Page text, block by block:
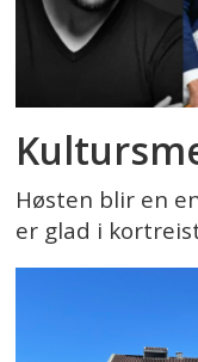
Høsten blir en
er glad i